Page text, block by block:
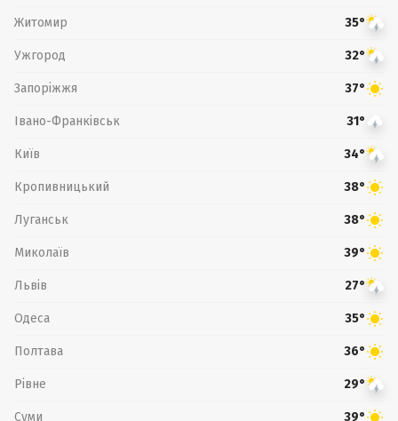
Житомир 35°
Ужгород 32°
Запоріжжя 37°
Івано-Франківськ 31°
Київ 34°
Кропивницький 38°
Луганськ 38°
Миколаїв 39°
Львів 27°
Одеса 35°
Полтава 36°
Рівне 29°
Суми 39°